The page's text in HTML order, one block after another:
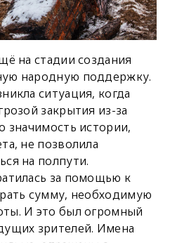
на стадии создания
народную поддержку.
ситуация, когда
закрытия из-за
значимость истории,
не позволила
на полпути.
за помощью к
сумму, необходимую
И это был огромный
зрителей. Имена